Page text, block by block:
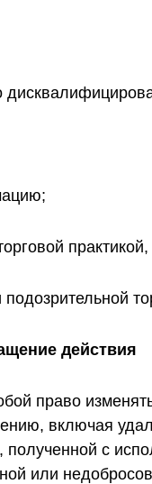
действия
право
включая
с
или